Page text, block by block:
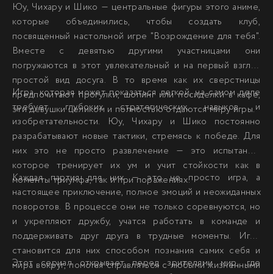
Юу, Чихару и Шико — центральные фигуры этого аниме,
которые объединились, чтобы создать клуб,
посвященный настольной игре "Возрождение для тебя".
Вместе с девятью другими участницами они
погружаются в этот увлекательный и на первый взгляд
простой вид досуга. В то время как их сверстницы
предпочитают прогулки, шопинг или посиделки в кафе,
эти девушки целиком и полностью отдаются миру игры.
Игра, которая может показаться легкой, на самом деле
требует глубоких стратегических навыков и
изобретательности. Юу, Чихару и Шико постоянно
разрабатывают новые тактики, стремясь к победе. Для
них это не просто развлечение — это испытание,
которое тренирует их ум и учит стойкости как в
моменты триумфа, так и при поражениях.
Каждая партия для них — это не просто игра, а
настоящее приключение, полное эмоций и неожиданных
поворотов. В процессе они не только соревнуются, но
и укрепляют дружбу, учатся работать в команде и
поддерживать друг друга в трудные моменты. Игра
становится для них способом познания самих себя и
мира вокруг, помогая справляться с любыми жизненными
Этот сериал открывает перед зрителями мир, где